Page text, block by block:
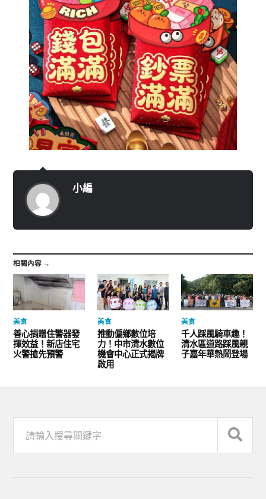
小編
相關內容 →
美食
善心捐贈住警器發
揮效益！新店住宅
火警搶先預警
美食
推動偏鄉數位培
力！中市清水數位
機會中心正式揭牌
啟用
美食
千人踩風騎車趣！
清水區道路踩風親
子嘉年華熱鬧登場